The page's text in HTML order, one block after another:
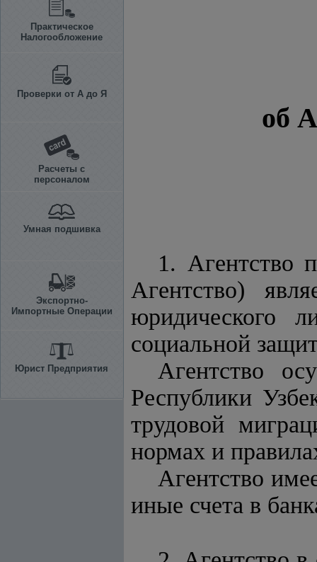
Практическое
Налогообложение
Проверки от А до Я
Расчеты с
персоналом
Умная подшивка
Экспортно-
Импортные Операции
Юрист Предприятия
об
1. Агентство
Агентство)
юридического
социальной
Агентство
Республики
трудовой
нормах и
Агентство
иные счета в